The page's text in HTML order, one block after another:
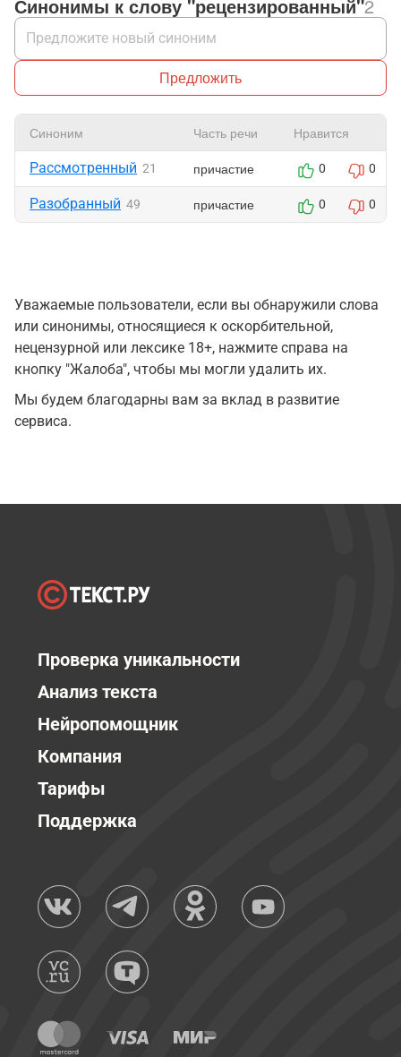
Синонимы к слову "рецензированный"2
Предложить
Синоним Часть речи Нравится
Рассмотренный 21 причастие 0 0
Разобранный 49 причастие 0 0
Уважаемые пользователи, если вы обнаружили слова
или синонимы, относящиеся к оскорбительной,
нецензурной или лексике 18+, нажмите справа на
кнопку "Жалоба", чтобы мы могли удалить их.
Мы будем благодарны вам за вклад в развитие
сервиса.
Проверка уникальности
Анализ текста
Нейропомощник
Компания
Тарифы
Поддержка